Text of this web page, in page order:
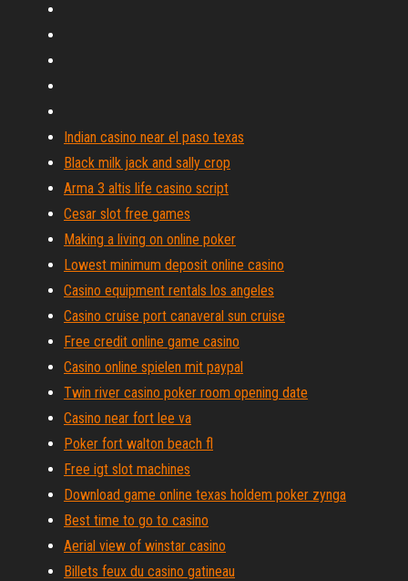
Indian casino near el paso texas
Black milk jack and sally crop
Arma 3 altis life casino script
Cesar slot free games
Making a living on online poker
Lowest minimum deposit online casino
Casino equipment rentals los angeles
Casino cruise port canaveral sun cruise
Free credit online game casino
Casino online spielen mit paypal
Twin river casino poker room opening date
Casino near fort lee va
Poker fort walton beach fl
Free igt slot machines
Download game online texas holdem poker zynga
Best time to go to casino
Aerial view of winstar casino
Billets feux du casino gatineau